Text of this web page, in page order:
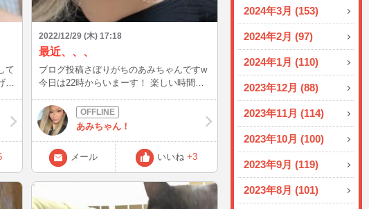
2024年3月 (153)
2024年2月 (97)
2024年1月 (110)
2023年12月 (88)
2023年11月 (114)
2023年10月 (100)
2023年9月 (119)
2023年8月 (101)
て
さ
た
感
2022/12/29 (木) 17:18
最近、、、
ブログ投稿さぼりがちのあみちゃんですw
今日は22時からいまーす！ 楽しい時間す
あみちゃん！
メール いいね +3